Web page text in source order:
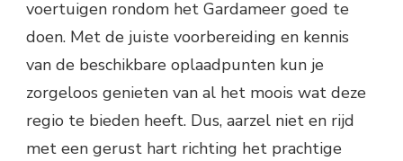
voertuigen rondom het Gardameer goed te
doen. Met de juiste voorbereiding en kennis
van de beschikbare oplaadpunten kun je
zorgeloos genieten van al het moois wat deze
regio te bieden heeft. Dus, aarzel niet en rijd
met een gerust hart richting het prachtige